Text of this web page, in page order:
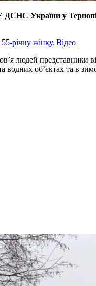
України у
річну жінку. Відео
людей представники
водних об’єктах та в